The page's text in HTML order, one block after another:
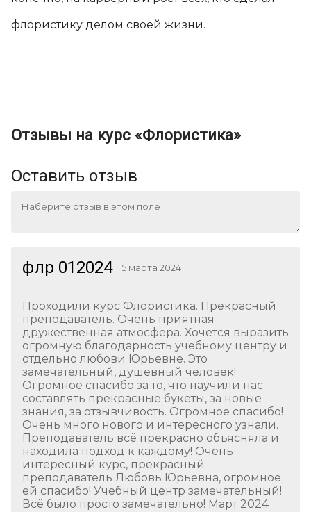
флористику делом своей жизни.
Отзывы на курс «Флористика»
Оставить отзыв
флр 012024 5 марта 2024
Проходили курс Флористика. Прекрасный
преподаватель. Очень приятная
дружественная атмосфера. Хочется выразить
огромную благодарность учебному центру и
отдельно любови Юрьевне. Это
замечательный, душевный человек!
Огромное спасибо за то, что научили нас
составлять прекрасные букеты, за новые
знания, за отзывчивость. Огромное спасибо!
Очень много нового и интересного узнали.
Преподаватель всё прекрасно объясняла и
находила подход к каждому! Очень
интересный курс, прекрасный
преподаватель Любовь Юрьевна, огромное
ей спасибо! Учебный центр замечательный!
Всё было просто замечательно! Март 2024